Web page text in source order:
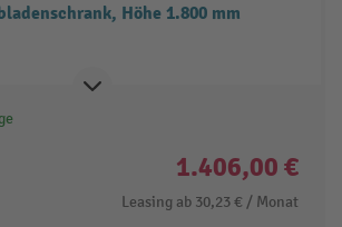
Höhe 1.800 mm
1.406,00 €
Leasing ab 30,23 € / Monat